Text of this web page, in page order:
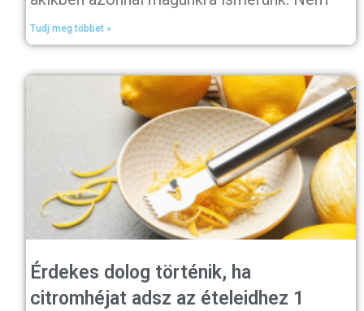
Tudj meg többet »
Érdekes dolog történik, ha
citromhéjat adsz az ételeidhez 1